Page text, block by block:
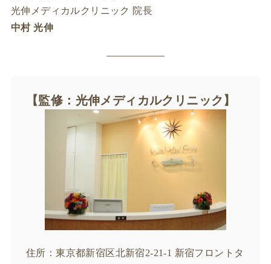
光伸メディカルクリニック 院長
中村 光伸
【監修：光伸メディカルクリニック】
住所：東京都新宿区北新宿2-21-1 新宿フロントタ